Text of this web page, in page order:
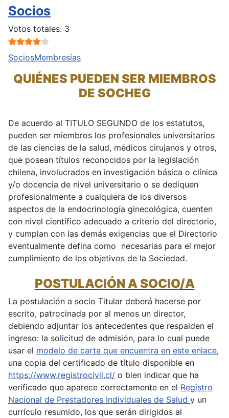
Socios
Ratio: 4/5
Votos totales: 3
SociosMembresías
QUIÉNES PUEDEN SER MIEMBROS
DE SOCHEG
De acuerdo al TITULO SEGUNDO de los estatutos,
pueden ser miembros los profesionales universitarios
de las ciencias de la salud, médicos cirujanos y otros,
que posean títulos reconocidos por la legislación
chilena, involucrados en investigación básica o clínica
y/o docencia de nivel universitario o se dediquen
profesionalmente a cualquiera de los diversos
aspectos de la endocrinología ginecológica, cuenten
con nivel científico adecuado a criterio del directorio,
y cumplan con las demás exigencias que el Directorio
eventualmente defina como necesarias para el mejor
cumplimiento de los objetivos de la Sociedad.
POSTULACIÓN A SOCIO/A
La postulación a socio Titular deberá hacerse por
escrito, patrocinada por al menos un director,
debiendo adjuntar los antecedentes que respalden el
ingreso: la solicitud de admisión, para lo cual puede
usar el modelo de carta que encuentra en este enlace,
una copia del certificado de título disponible en
https://www.registrocivil.cl/ o bien indicar que ha
verificado que aparece correctamente en el Registro
Nacional de Prestadores Individuales de Salud y un
currículo resumido, los que serán dirigidos al